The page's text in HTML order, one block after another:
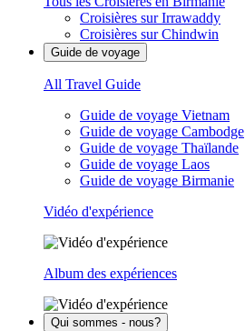
Croisières sur Irrawaddy
Croisières sur Chindwin
Guide de voyage
All Travel Guide
Guide de voyage Vietnam
Guide de voyage Cambodge
Guide de voyage Thaïlande
Guide de voyage Laos
Guide de voyage Birmanie
Vidéo d'expérience
Album des expériences
Qui sommes - nous?